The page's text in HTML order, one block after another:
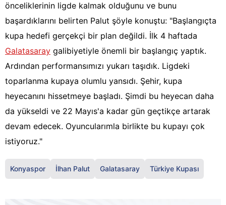
önceliklerinin ligde kalmak olduğunu ve bunu
başardıklarını belirten Palut şöyle konuştu: "Başlangıçta
kupa hedefi gerçekçi bir plan değildi. İlk 4 haftada
Galatasaray galibiyetiyle önemli bir başlangıç yaptık.
Ardından performansımızı yukarı taşıdık. Ligdeki
toparlanma kupaya olumlu yansıdı. Şehir, kupa
heyecanını hissetmeye başladı. Şimdi bu heyecan daha
da yükseldi ve 22 Mayıs'a kadar gün geçtikçe artarak
devam edecek. Oyuncularımla birlikte bu kupayı çok
istiyoruz."
Konyaspor İlhan Palut Galatasaray Türkiye Kupası